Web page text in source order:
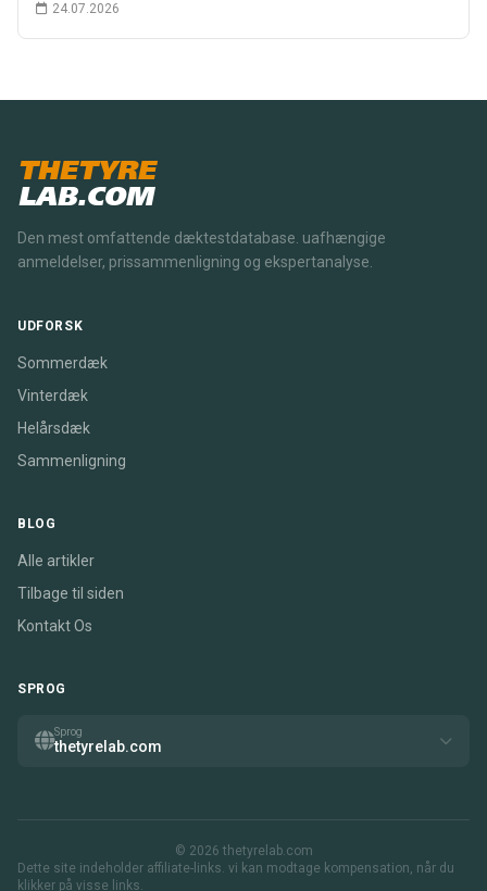
24.07.2026
THETYRE
LAB.COM
Den mest omfattende dæktestdatabase. uafhængige
anmeldelser, prissammenligning og ekspertanalyse.
UDFORSK
Sommerdæk
Vinterdæk
Helårsdæk
Sammenligning
BLOG
Alle artikler
Tilbage til siden
Kontakt Os
SPROG
Sprog
thetyrelab.com
© 2026 thetyrelab.com
Dette site indeholder affiliate-links. vi kan modtage kompensation, når du
klikker på visse links.